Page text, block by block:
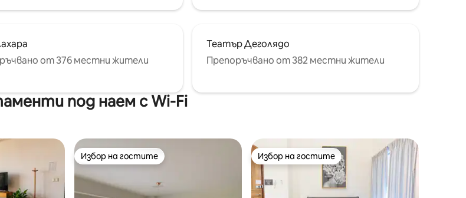
от 376 местни жители
Театър Деголядо
Препоръчвано от 382 местни жители
под наем с Wi-Fi
Избор на гостите
Избор на гостите Избор на гостите
Избор на гостите